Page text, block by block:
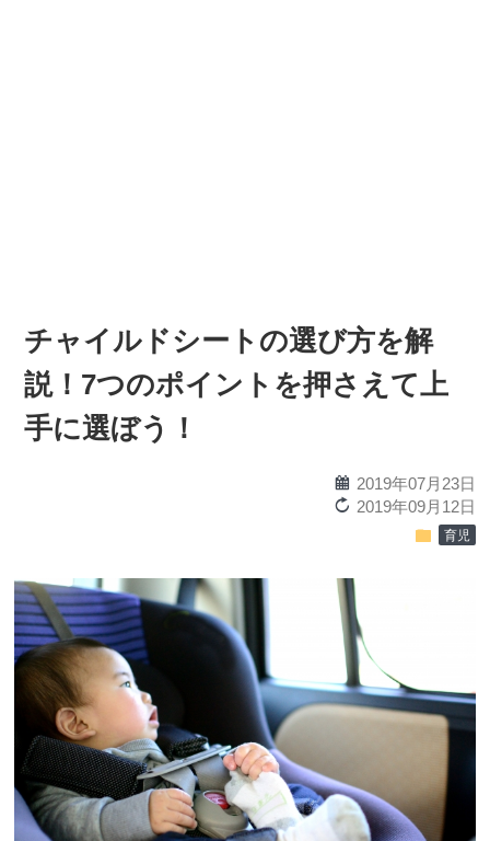
チャイルドシートの選び方を解
説！7つのポイントを押さえて上
手に選ぼう！
calendar 2019年07月23日
reload 2019年09月12日
folder 育児